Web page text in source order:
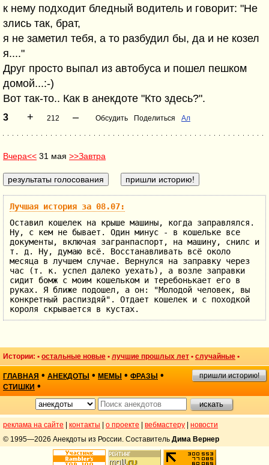
к нему подходит бледный водитель и говорит: "Не
злись так, брат,
я не заметил тебя, а то разбудил бы, да и не козел
я...."
Друг просто выпал из автобуса и пошел пешком
домой...:-)
Вот так-то.. Как в анекдоте "Кто здесь?".
3 + 212 – Обсудить Поделиться Ал
Вчера<< 31 мая >>Завтра
Лучшая история за 08.07:
Оставил кошелек на крыше машины, когда заправлялся.
Ну, с кем не бывает. Один минус - в кошельке все
документы, включая загранпаспорт, на машину, снилс и
т. д. Ну, думаю всё. Восстанавливать всё около
месяца в лучшем случае. Вернулся на заправку через
час (т. к. успел далеко уехать), а возле заправки
сидит бомж с моим кошельком и теребонькает его в
руках. Я ближе подошел, а он: "Молодой человек, вы
конкретный распиздяй". Отдает кошелек и с походкой
короля скрывается в кустах.
Истории: • остальные новые • лучшие прошлых лет • случайные •
ГЛАВНАЯ • АНЕКДОТЫ • МЕМЫ • ФРАЗЫ •
СТИШКИ •
пришли историю!
реклама на сайте контакты о проекте вебмастеру
новости
© 1995—2026 Анекдоты из России. Составитель Дима Вернер